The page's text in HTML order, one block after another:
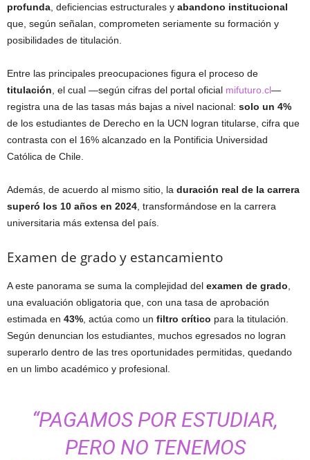
profunda , deficiencias estructurales y abandono institucional
que, según señalan, comprometen seriamente su formación y
posibilidades de titulación.
Entre las principales preocupaciones figura el proceso de
titulación , el cual —según cifras del portal oficial mifuturo.cl—
registra una de las tasas más bajas a nivel nacional: solo un 4%
de los estudiantes de Derecho en la UCN logran titularse, cifra que
contrasta con el 16% alcanzado en la Pontificia Universidad
Católica de Chile.
Además, de acuerdo al mismo sitio, la duración real de la carrera
superó los 10 años en 2024 , transformándose en la carrera
universitaria más extensa del país.
Examen de grado y estancamiento
A este panorama se suma la complejidad del examen de grado
una evaluación obligatoria que, con una tasa de aprobación
estimada en 43% , actúa como un filtro crítico para la titulación.
Según denuncian los estudiantes, muchos egresados no logran
superarlo dentro de las tres oportunidades permitidas, quedando
en un limbo académico y profesional.
“PAGAMOS POR ESTUDIAR,
PERO NO TENEMOS